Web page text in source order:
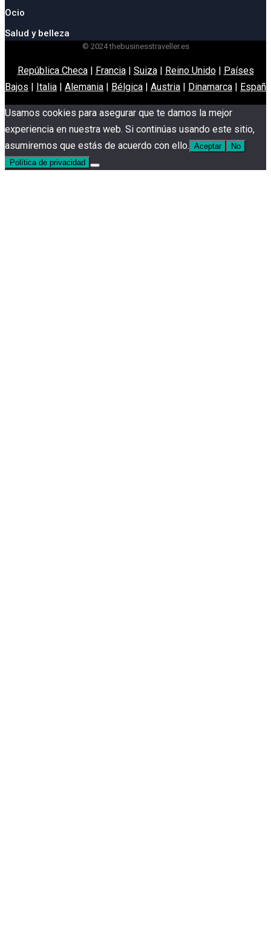
Ocio
Salud y belleza
© 2024 thebusinesstraveller.es
República Checa| Francia| Suiza| Reino Unido| Países
Bajos | Italia | Alemania | Bélgica | Austria | Dinamarca | España
Usamos cookies para asegurar que te damos la mejor
experiencia en nuestra web. Si continúas usando este sitio,
asumiremos que estás de acuerdo con ello. Aceptar
No
Política de privacidad